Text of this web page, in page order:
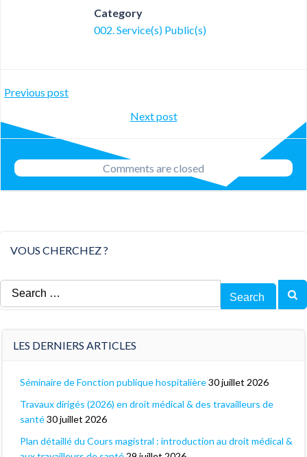
Category
002. Service(s) Public(s)
Post
navigation
Previous post
Post
navigation
Next post
Comments are closed
VOUS CHERCHEZ ?
Search
for:
LES DERNIERS ARTICLES
Séminaire de Fonction publique hospitalière30 juillet 2026
Travaux dirigés (2026) en droit médical & des travailleurs de
santé30 juillet 2026
Plan détaillé du Cours magistral : introduction au droit médical &